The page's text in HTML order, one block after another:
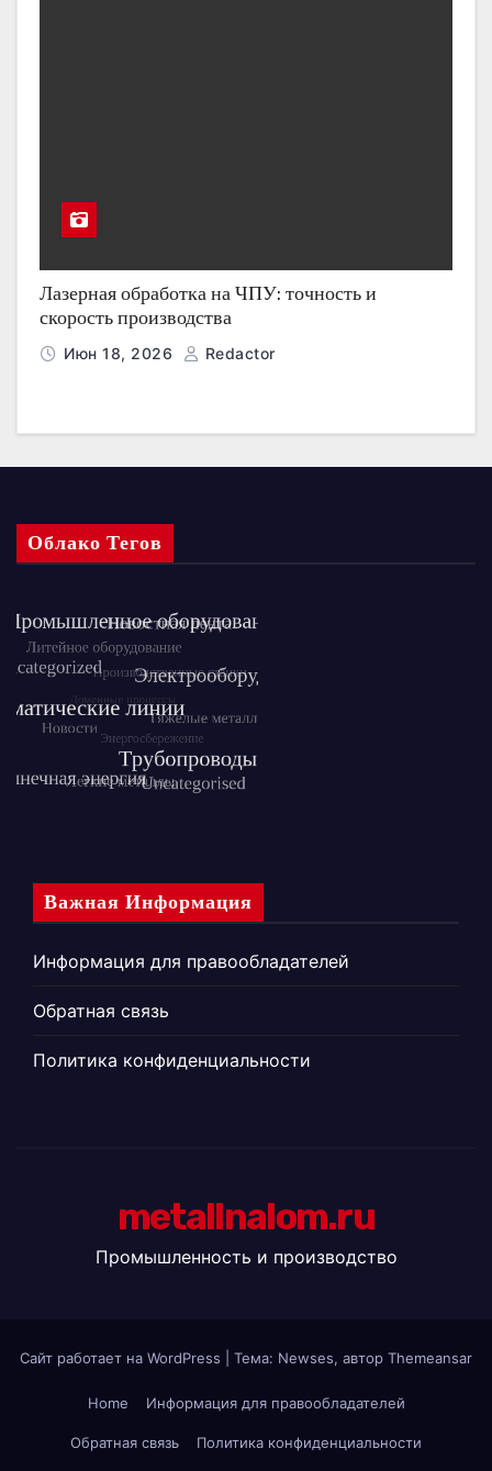
Лазерная обработка на ЧПУ: точность и
скорость производства
Июн 18, 2026 Redactor
Облако Тегов
Важная Информация
Информация для правообладателей
Обратная связь
Политика конфиденциальности
metallnalom.ru
Промышленность и производство
Сайт работает на WordPress Тема: Newses, автор Themeansar
Home Информация для правообладателей
Обратная связь Политика конфиденциальности